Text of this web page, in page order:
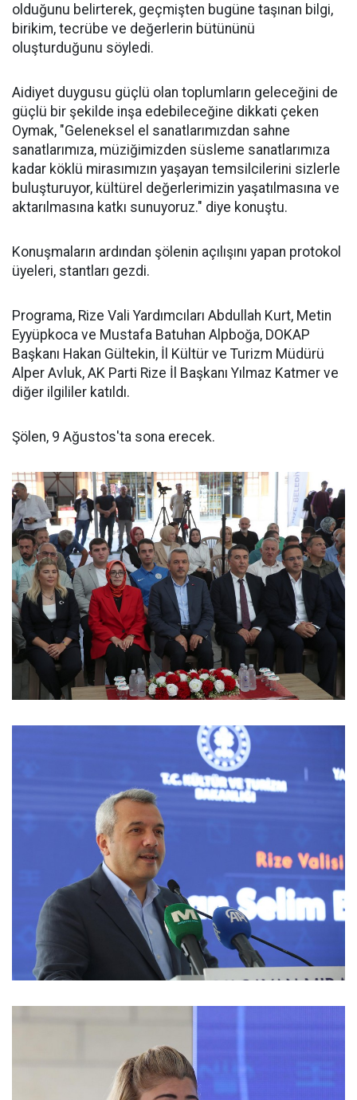
olduğunu belirterek, geçmişten bugüne taşınan bilgi,
birikim, tecrübe ve değerlerin bütününü
oluşturduğunu söyledi.
Aidiyet duygusu güçlü olan toplumların geleceğini de
güçlü bir şekilde inşa edebileceğine dikkati çeken
Oymak, "Geleneksel el sanatlarımızdan sahne
sanatlarımıza, müziğimizden süsleme sanatlarımıza
kadar köklü mirasımızın yaşayan temsilcilerini sizlerle
buluşturuyor, kültürel değerlerimizin yaşatılmasına ve
aktarılmasına katkı sunuyoruz." diye konuştu.
Konuşmaların ardından şölenin açılışını yapan protokol
üyeleri, stantları gezdi.
Programa, Rize Vali Yardımcıları Abdullah Kurt, Metin
Eyyüpkoca ve Mustafa Batuhan Alpboğa, DOKAP
Başkanı Hakan Gültekin, İl Kültür ve Turizm Müdürü
Alper Avluk, AK Parti Rize İl Başkanı Yılmaz Katmer ve
diğer ilgililer katıldı.
Şölen, 9 Ağustos'ta sona erecek.